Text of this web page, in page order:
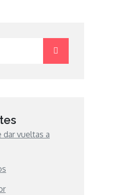
dar vueltas a